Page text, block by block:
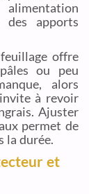
des apports
offre
ou peu
alors
à revoir
Ajuster
permet de
la durée.
et